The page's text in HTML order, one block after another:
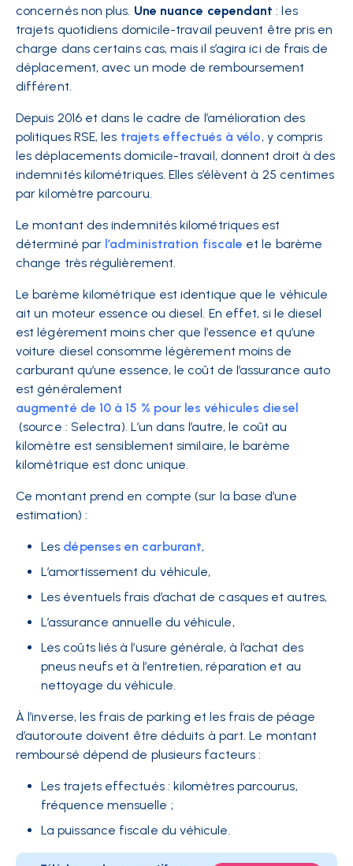
concernés non plus. Une nuance cependant : les
trajets quotidiens domicile-travail peuvent être pris en
charge dans certains cas, mais il s’agira ici de frais de
déplacement, avec un mode de remboursement
différent.
Depuis 2016 et dans le cadre de l’amélioration des
politiques RSE, les trajets effectués à vélo, y compris
les déplacements domicile-travail, donnent droit à des
indemnités kilométriques. Elles s’élèvent à 25 centimes
par kilomètre parcouru.
Le montant des indemnités kilométriques est
déterminé par l’administration fiscale et le barème
change très régulièrement.
Le barème kilométrique est identique que le véhicule
ait un moteur essence ou diesel. En effet, si le diesel
est légèrement moins cher que l’essence et qu’une
voiture diesel consomme légèrement moins de
carburant qu’une essence, le coût de l’assurance auto
est généralement
augmenté de 10 à 15 % pour les véhicules diesel
(source : Selectra). L’un dans l’autre, le coût au
kilomètre est sensiblement similaire, le barème
kilométrique est donc unique.
Ce montant prend en compte (sur la base d’une
estimation) :
Les dépenses en carburant,
L’amortissement du véhicule,
Les éventuels frais d’achat de casques et autres,
L’assurance annuelle du véhicule,
Les coûts liés à l’usure générale, à l’achat des
pneus neufs et à l’entretien, réparation et au
nettoyage du véhicule.
À l’inverse, les frais de parking et les frais de péage
d’autoroute doivent être déduits à part. Le montant
remboursé dépend de plusieurs facteurs :
Les trajets effectués : kilomètres parcourus,
fréquence mensuelle ;
La puissance fiscale du véhicule.